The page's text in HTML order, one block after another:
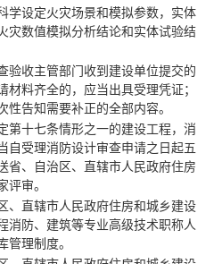
学设定火灾场景和模拟参数，实体
灾数值模拟分析结论和实体试验结
验收主管部门收到建设单位提交的
材料齐全的，应当出具受理凭证；
性告知需要补正的全部内容。
第十七条情形之一的建设工程，消
自受理消防设计审查申请之日起五
省、自治区、直辖市人民政府住房
评审。
、直辖市人民政府住房和城乡建设
消防、建筑等专业高级技术职称人
管理制度。